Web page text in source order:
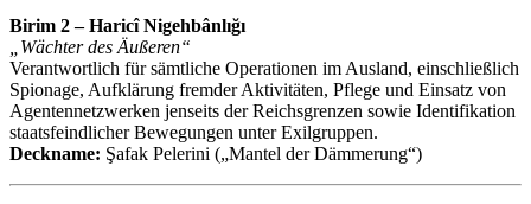
Birim 2 – Haricî Nigehbânlığı
„Wächter des Äußeren“
Verantwortlich für sämtliche Operationen im Ausland, einschließlich
Spionage, Aufklärung fremder Aktivitäten, Pflege und Einsatz von
Agentennetzwerken jenseits der Reichsgrenzen sowie Identifikation
staatsfeindlicher Bewegungen unter Exilgruppen.
Deckname: Şafak Pelerini („Mantel der Dämmerung“)